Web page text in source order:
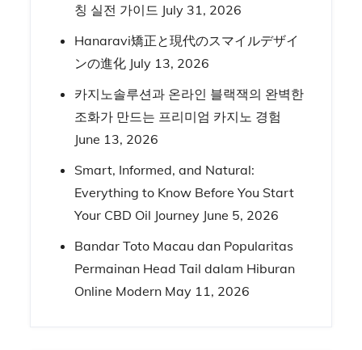
칭 실전 가이드 July 31, 2026
Hanaravi矯正と現代のスマイルデザイ
ンの進化 July 13, 2026
카지노솔루션과 온라인 블랙잭의 완벽한
조화가 만드는 프리미엄 카지노 경험
June 13, 2026
Smart, Informed, and Natural:
Everything to Know Before You Start
Your CBD Oil Journey June 5, 2026
Bandar Toto Macau dan Popularitas
Permainan Head Tail dalam Hiburan
Online Modern May 11, 2026